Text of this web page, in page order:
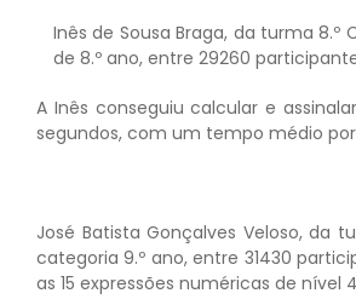
Inês de Sousa Braga, da turma 8.º
de 8.º ano, entre 29260
A Inês conseguiu calcular e
segundos, com um tempo médio
José Batista Gonçalves Veloso, da
categoria 9.º ano, entre 31430
as 15 expressões numéricas de